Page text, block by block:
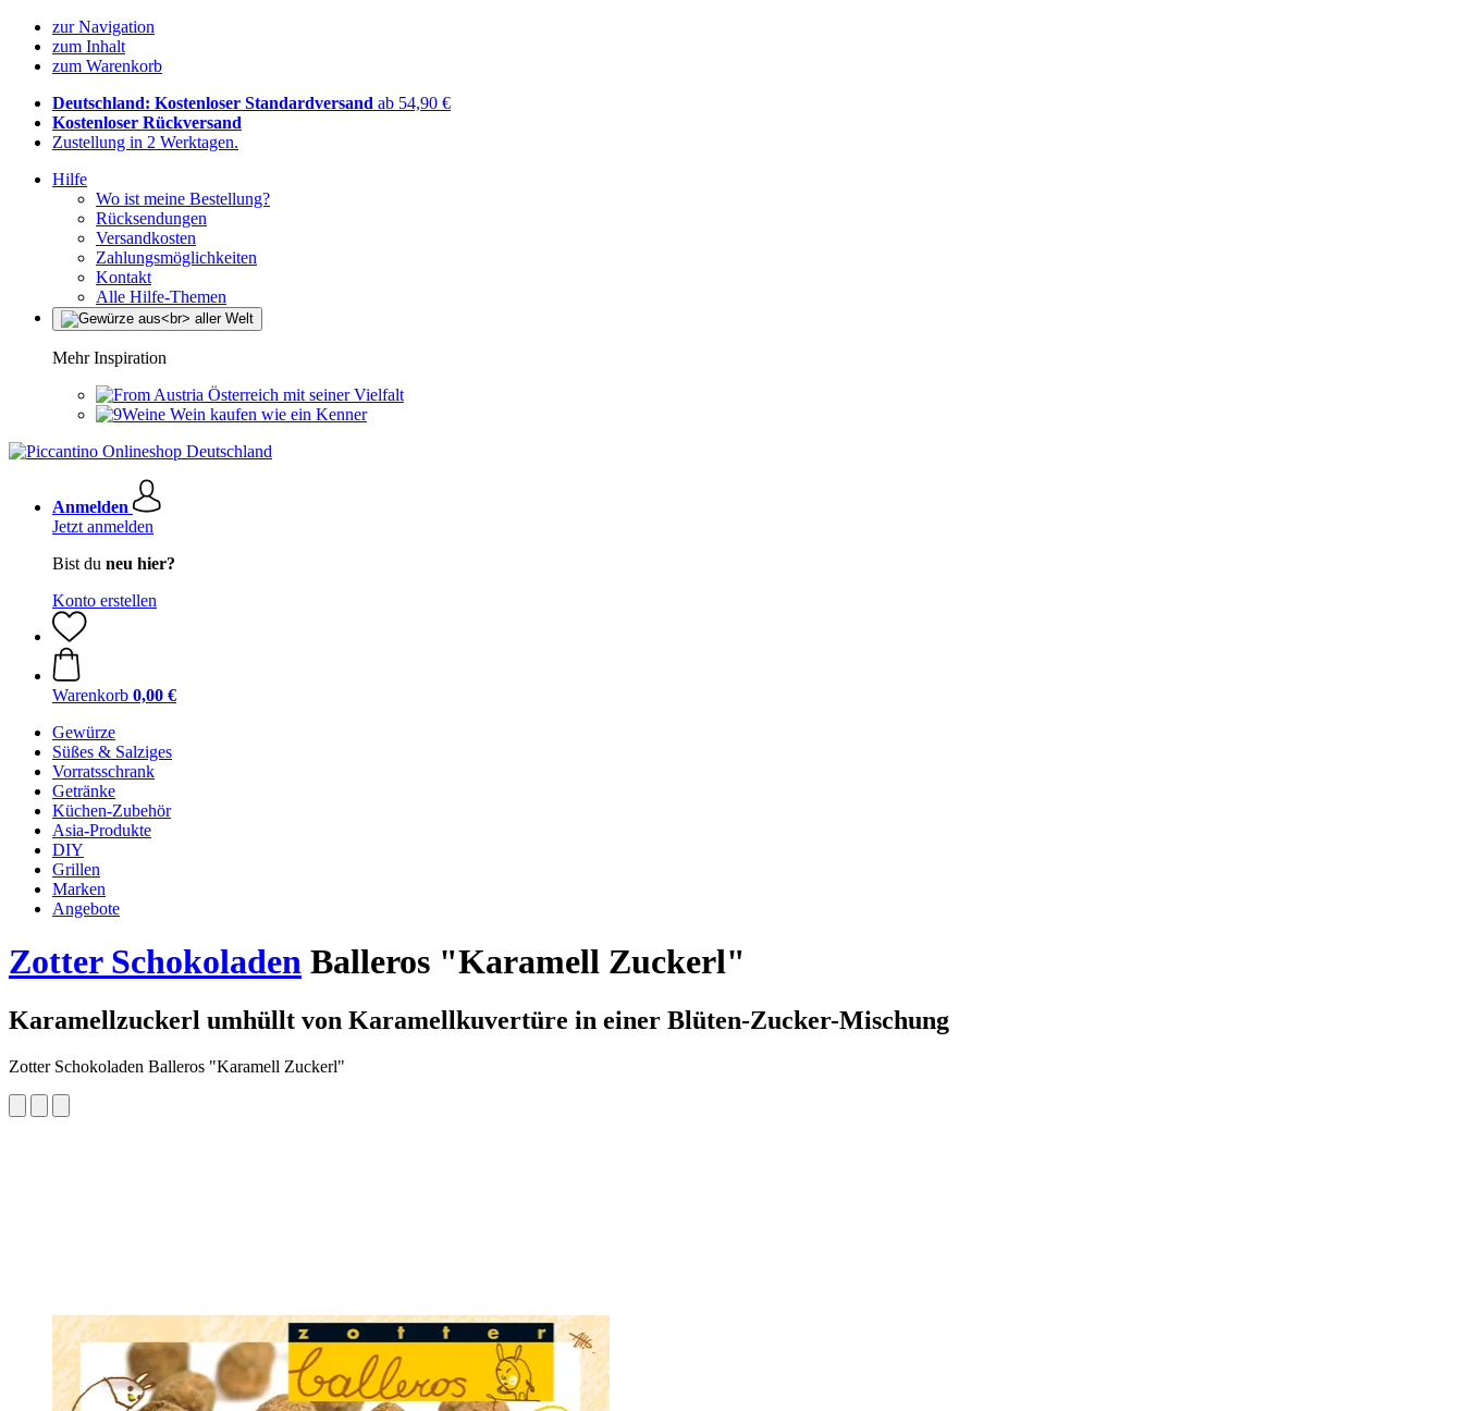
zur Navigation
zum Inhalt
zum Warenkorb
Deutschland: Kostenloser Standardversand ab 54,90 €
Kostenloser Rückversand
Zustellung in 2 Werktagen.
Hilfe
Wo ist meine Bestellung?
Rücksendungen
Versandkosten
Zahlungsmöglichkeiten
Kontakt
Alle Hilfe-Themen
Mehr Inspiration
Österreich mit seiner Vielfalt
Wein kaufen wie ein Kenner
Anmelden
Jetzt anmelden
Bist du neu hier?
Konto erstellen
Warenkorb 0,00 €
Gewürze
Süßes & Salziges
Vorratsschrank
Getränke
Küchen-Zubehör
Asia-Produkte
DIY
Grillen
Marken
Angebote
Zotter Schokoladen Balleros "Karamell Zuckerl"
Karamellzuckerl umhüllt von Karamellkuvertüre in einer Blüten-Zucker-Mischung
Zotter Schokoladen Balleros "Karamell Zuckerl"